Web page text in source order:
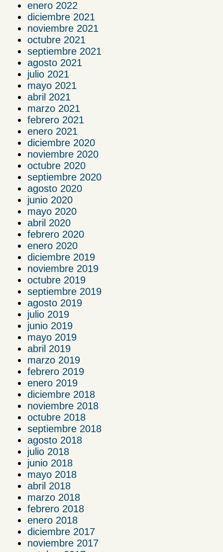
enero 2022
diciembre 2021
noviembre 2021
octubre 2021
septiembre 2021
agosto 2021
julio 2021
mayo 2021
abril 2021
marzo 2021
febrero 2021
enero 2021
diciembre 2020
noviembre 2020
octubre 2020
septiembre 2020
agosto 2020
junio 2020
mayo 2020
abril 2020
febrero 2020
enero 2020
diciembre 2019
noviembre 2019
octubre 2019
septiembre 2019
agosto 2019
julio 2019
junio 2019
mayo 2019
abril 2019
marzo 2019
febrero 2019
enero 2019
diciembre 2018
noviembre 2018
octubre 2018
septiembre 2018
agosto 2018
julio 2018
junio 2018
mayo 2018
abril 2018
marzo 2018
febrero 2018
enero 2018
diciembre 2017
noviembre 2017